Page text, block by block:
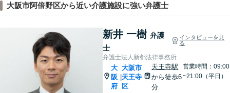
大阪市阿倍野区から近い介護施設に強い弁護士
新井 一樹 弁護
士
インタビューを見
る
弁護士法人新都法律事務所
大
阪
府
大阪市
天王寺
区
天王寺駅
から徒歩6
分
営業時間：09:00
~21:00（平日）